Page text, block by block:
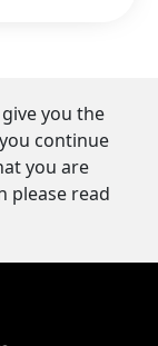
you the
continue
you are
please read